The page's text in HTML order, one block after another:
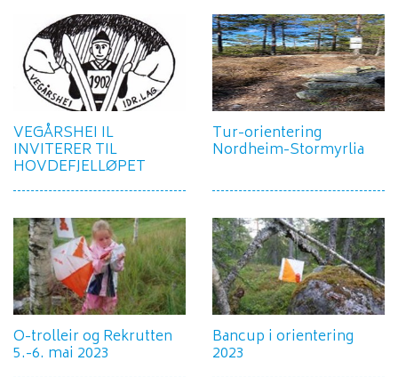
VEGÅRSHEI IL
INVITERER TIL
HOVDEFJELLØPET
Tur-orientering
Nordheim-Stormyrlia
O-trolleir og Rekrutten
5.-6. mai 2023
Bancup i orientering
2023